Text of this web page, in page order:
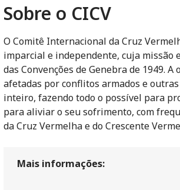
Sobre o CICV
O Comitê Internacional da Cruz
imparcial e independente, cuja
das Convenções de Genebra de 1949.
afetadas por conflitos armados e
inteiro, fazendo todo o possível para
para aliviar o seu sofrimento, com
da Cruz Vermelha e do Crescente
Mais informações: